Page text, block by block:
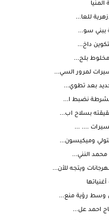
للعا...
ببني سو...
داخ...
مخلوط بلح...
لمرور السي...
بعد تطوي...
نضبط ا...
بسلاح اب...
.... ...
وميكيسون...
محمد النني...
ويتجه للأن...
وسط رؤية منع...
احمد عل...